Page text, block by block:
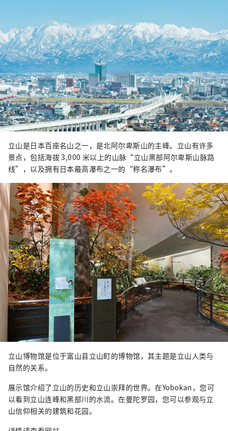
立山是日本百座名山之一，是北阿尔卑斯山的主峰。立山有许多
景点，包括海拔 3,000 米以上的山脉“立山黑部阿尔卑斯山脉路
线”，以及拥有日本最高瀑布之一的“称名瀑布”。
立山博物馆是位于富山县立山町的博物馆，其主题是立山人类与
自然的关系。
展示馆介绍了立山的历史和立山崇拜的世界。在Yobokan，您可
以看到立山连峰和黑部川的水流。在曼陀罗园，您可以参观与立
山信仰相关的建筑和花园。